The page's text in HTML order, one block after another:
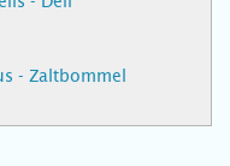
- Zaltbommel